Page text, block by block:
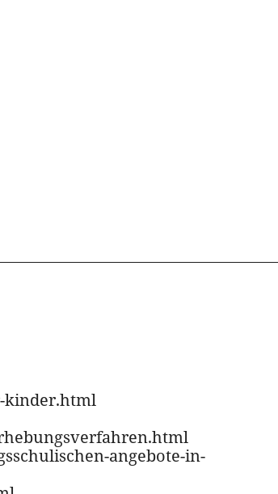
kinder.html
angebote-in-